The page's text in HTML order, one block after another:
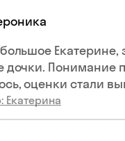
Екатерине,
дочки. Понимание
оценки стали
Екатерина